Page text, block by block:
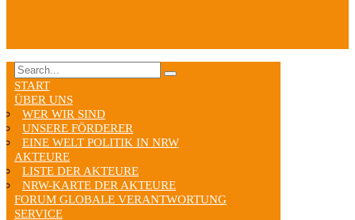
START
ÜBER UNS
WER WIR SIND
UNSERE FÖRDERER
EINE WELT POLITIK IN NRW
AKTEURE
LISTE DER AKTEURE
NRW-KARTE DER AKTEURE
FORUM GLOBALE VERANTWORTUNG
SERVICE